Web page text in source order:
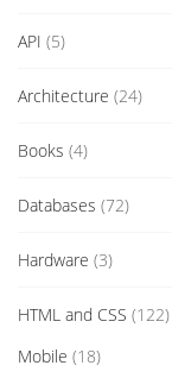
API (5)
Architecture (24)
Books (4)
Databases (72)
Hardware (3)
HTML and CSS (122)
Mobile (18)